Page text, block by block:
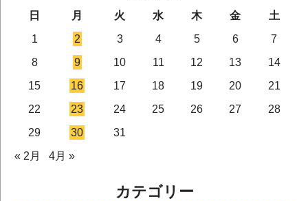
日
月 火 水 木 金
土
1
2 3 4 5 6
7
8
9 10 11 12 13
14
15
16 17 18 19 20
21
22
23 24 25 26 27
28
29
30
31
« 2月
4月 »
カテゴリー